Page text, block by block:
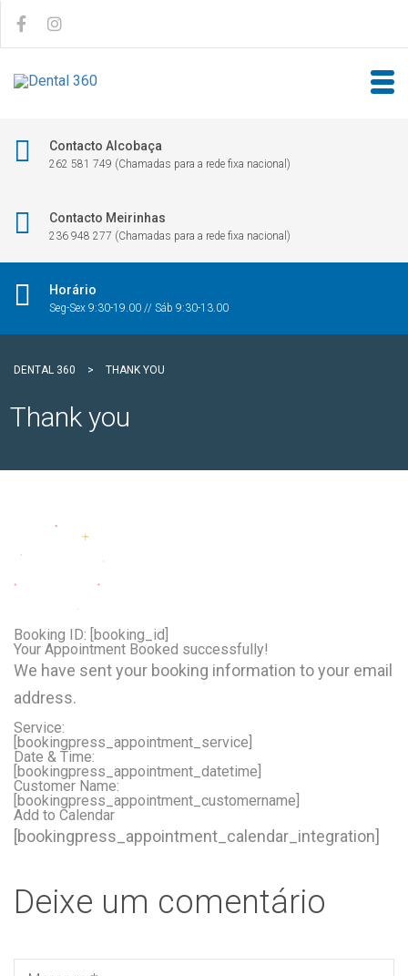
Contacto Alcobaça
262 581 749 (Chamadas para a rede fixa nacional)
Contacto Meirinhas
236 948 277 (Chamadas para a rede fixa nacional)
Horário
Seg-Sex 9:30-19.00 // Sáb 9:30-13.00
DENTAL 360 > THANK YOU
Thank you
Booking ID: [booking_id]
Your Appointment Booked successfully!
We have sent your booking information to your email
address.
Service:
[bookingpress_appointment_service]
Date & Time:
[bookingpress_appointment_datetime]
Customer Name:
[bookingpress_appointment_customername]
Add to Calendar
[bookingpress_appointment_calendar_integration]
Deixe um comentário